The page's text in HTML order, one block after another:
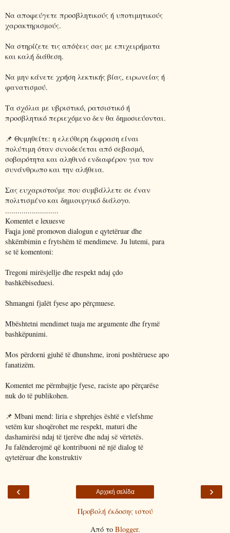
Να αποφεύγετε προσβλητικούς ή υποτιμητικούς
χαρακτηρισμούς.
Να στηρίζετε τις απόψεις σας με επιχειρήματα
και καλή διάθεση.
Να μην κάνετε χρήση λεκτικής βίας, ειρωνείας ή
φανατισμού.
Τα σχόλια με υβριστικό, ρατσιστικό ή
προσβλητικό περιεχόμενο δεν θα δημοσιεύονται.
📌 Θυμηθείτε: η ελεύθερη έκφραση είναι
πολύτιμη όταν συνοδεύεται από σεβασμό,
σοβαρότητα και αληθινό ενδιαφέρον για τον
συνάνθρωπο και την αλήθεια.
Σας ευχαριστούμε που συμβάλλετε σε έναν
πολιτισμένο και δημιουργικό διάλογο.
..........................
Komentet e lexuesve
Faqja jonë promovon dialogun e qytetëruar dhe
shkëmbimin e frytshëm të mendimeve. Ju lutemi, para
se të komentoni:
Tregoni mirësjellje dhe respekt ndaj çdo
bashkëbiseduesi.
Shmangni fjalët fyese apo përçmuese.
Mbështetni mendimet tuaja me argumente dhe frymë
bashkëpunimi.
Mos përdorni gjuhë të dhunshme, ironi poshtëruese apo
fanatizëm.
Komentet me përmbajtje fyese, raciste apo përçarëse
nuk do të publikohen.
📌 Mbani mend: liria e shprehjes është e vlefshme
vetëm kur shoqërohet me respekt, maturi dhe
dashamirësi ndaj të tjerëve dhe ndaj së vërtetës.
Ju falënderojmë që kontribuoni në një dialog të
qytetëruar dhe konstruktiv
‹ ›
Αρχική σελίδα
Προβολή έκδοσης ιστού
Από το Blogger.